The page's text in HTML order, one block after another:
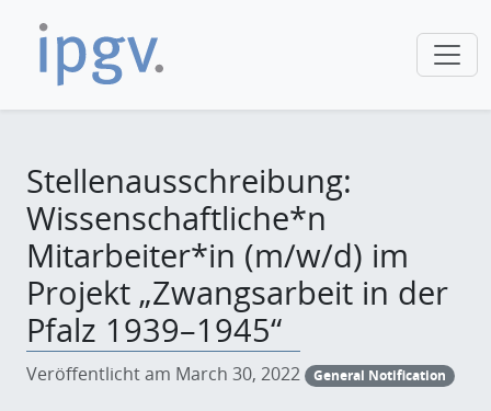
Stellenausschreibung:
Wissenschaftliche*n
Mitarbeiter*in (m/w/d) im
Projekt „Zwangsarbeit in der
Pfalz 1939–1945“
Veröffentlicht am March 30, 2022 General Notification